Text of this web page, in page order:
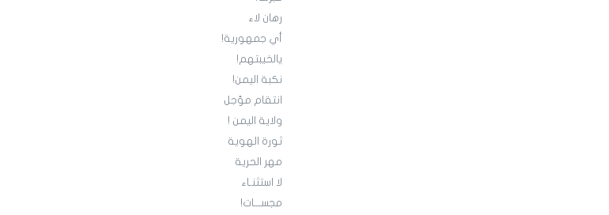
رهان لاء
أي جمهورية!
يالخيبتهم!
نكبة اليمن!
انتقام مؤجل
ولاية اليمن !
ثورة الهوية
مهر الحرية
لا استثنـاء
مجســـات!